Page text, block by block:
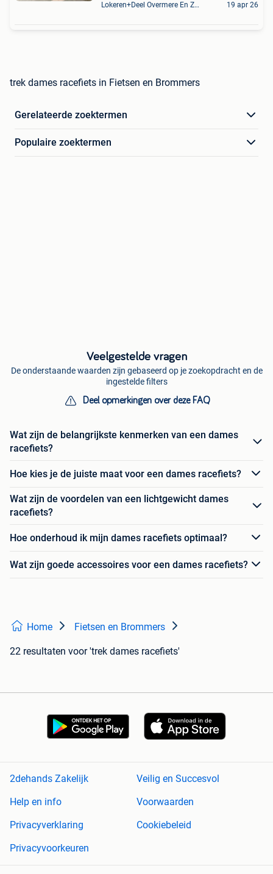
Lokeren+Deel Overmere En Zele 19 apr 26
trek dames racefiets in Fietsen en Brommers
Gerelateerde zoektermen
Populaire zoektermen
Veelgestelde vragen
De onderstaande waarden zijn gebaseerd op je zoekopdracht en de
ingestelde filters
Deel opmerkingen over deze FAQ
Wat zijn de belangrijkste kenmerken van een dames
racefiets?
Hoe kies je de juiste maat voor een dames racefiets?
Wat zijn de voordelen van een lichtgewicht dames
racefiets?
Hoe onderhoud ik mijn dames racefiets optimaal?
Wat zijn goede accessoires voor een dames racefiets?
Home Fietsen en Brommers
22 resultaten voor 'trek dames racefiets'
2dehands Zakelijk
Veilig en Succesvol
Help en info
Voorwaarden
Privacyverklaring
Cookiebeleid
Privacyvoorkeuren